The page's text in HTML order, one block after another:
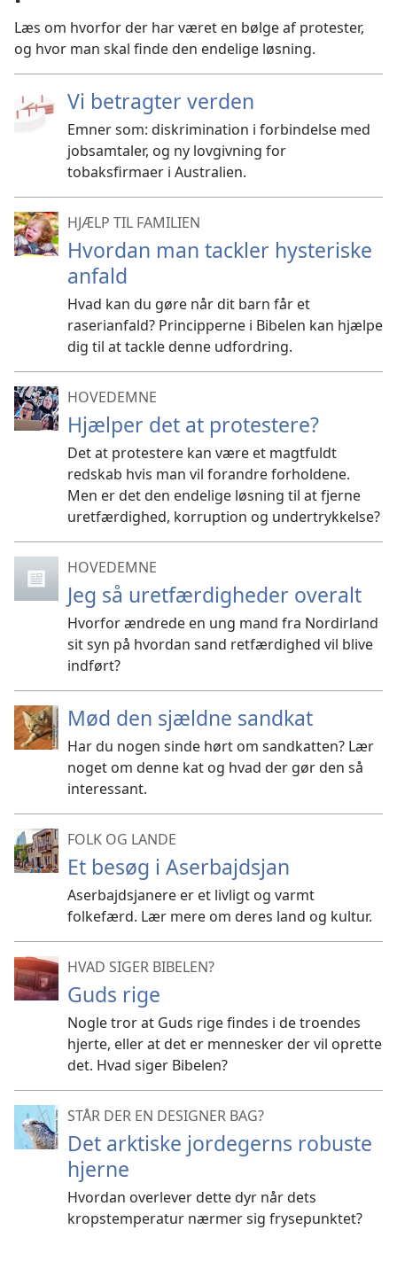
Læs om hvorfor der har været en bølge af protester,
og hvor man skal finde den endelige løsning.
Vi betragter verden
Emner som: diskrimination i forbindelse med
jobsamtaler, og ny lovgivning for
tobaksfirmaer i Australien.
HJÆLP TIL FAMILIEN
Hvordan man tackler hysteriske
anfald
Hvad kan du gøre når dit barn får et
raserianfald? Principperne i Bibelen kan hjælpe
dig til at tackle denne udfordring.
HOVEDEMNE
Hjælper det at protestere?
Det at protestere kan være et magtfuldt
redskab hvis man vil forandre forholdene.
Men er det den endelige løsning til at fjerne
uretfærdighed, korruption og undertrykkelse?
HOVEDEMNE
Jeg så uretfærdigheder overalt
Hvorfor ændrede en ung mand fra Nordirland
sit syn på hvordan sand retfærdighed vil blive
indført?
Mød den sjældne sandkat
Har du nogen sinde hørt om sandkatten? Lær
noget om denne kat og hvad der gør den så
interessant.
FOLK OG LANDE
Et besøg i Aserbajdsjan
Aserbajdsjanere er et livligt og varmt
folkefærd. Lær mere om deres land og kultur.
HVAD SIGER BIBELEN?
Guds rige
Nogle tror at Guds rige findes i de troendes
hjerte, eller at det er mennesker der vil oprette
det. Hvad siger Bibelen?
STÅR DER EN DESIGNER BAG?
Det arktiske jordegerns robuste
hjerne
Hvordan overlever dette dyr når dets
kropstemperatur nærmer sig frysepunktet?